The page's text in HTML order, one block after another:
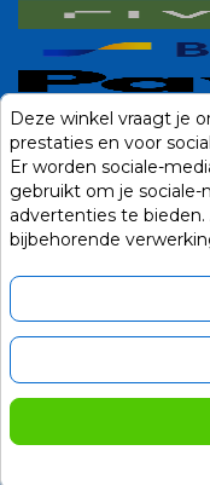
Deze winkel vraagt je
prestaties en voor
Er worden sociale-
gebruikt om je
advertenties te
bijbehorende